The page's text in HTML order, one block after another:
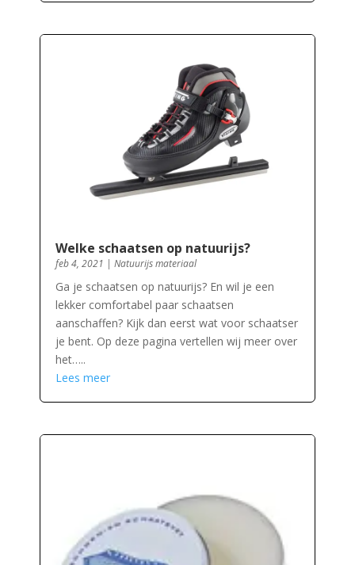
Welke schaatsen op natuurijs?
feb 4, 2021 | Natuurijs materiaal
Ga je schaatsen op natuurijs? En wil je een
lekker comfortabel paar schaatsen
aanschaffen? Kijk dan eerst wat voor schaatser
je bent. Op deze pagina vertellen wij meer over
het…..
Lees meer